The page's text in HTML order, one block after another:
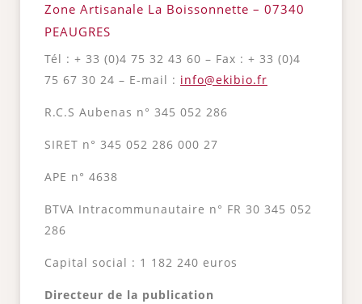
Zone Artisanale La Boissonnette – 07340
PEAUGRES
Tél : + 33 (0)4 75 32 43 60 – Fax : + 33 (0)4
75 67 30 24 – E-mail : info@ekibio.fr
R.C.S Aubenas n° 345 052 286
SIRET n° 345 052 286 000 27
APE n° 4638
BTVA Intracommunautaire n° FR 30 345 052
286
Capital social : 1 182 240 euros
Directeur de la publication